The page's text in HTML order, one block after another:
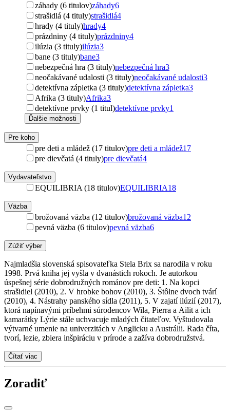
záhady (6 titulov)záhady6
strašidlá (4 tituly)strašidlá4
hrady (4 tituly)hrady4
prázdniny (4 tituly)prázdniny4
ilúzia (3 tituly)ilúzia3
bane (3 tituly)bane3
nebezpečná hra (3 tituly)nebezpečná hra3
neočakávané udalosti (3 tituly)neočakávané udalosti3
detektívna zápletka (3 tituly)detektívna zápletka3
Afrika (3 tituly)Afrika3
detektívne prvky (1 titul)detektívne prvky1
Ďalšie možnosti
Pre koho
pre deti a mládež (17 titulov)pre deti a mládež17
pre dievčatá (4 tituly)pre dievčatá4
Vydavateľstvo
EQUILIBRIA (18 titulov)EQUILIBRIA18
Väzba
brožovaná väzba (12 titulov)brožovaná väzba12
pevná väzba (6 titulov)pevná väzba6
Zúžiť výber
Najmladšia slovenská spisovateľka Stela Brix sa narodila v roku
1998. Prvá kniha jej vyšla v dvanástich rokoch. Je autorkou
úspešnej série dobrodružných románov pre deti: 1. Na kopci
strašidiel (2010), 2. V hrobke bohov (2010), 3. Štôlne dvoch tvárí
(2010), 4. Nástrahy panského sídla (2011), 5. V zajatí ilúzií (2017),
ktorá napínavými príbehmi súrodencov Wila, Pierra a Ailit a ich
kamarátky Lýrie stále uchvacuje mladých čitateľov. Vyštudovala
výtvarné umenie na univerzitách v Anglicku a Austrálii. Rada číta,
tvorí, lezie, zbiera inšpiráciu v prírode a zažíva dobrodružstvá.
Čítať viac
Zoradiť